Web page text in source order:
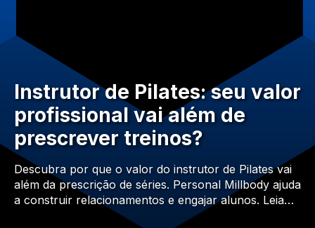
Instrutor de Pilates: seu valor
profissional vai além de
prescrever treinos?
Descubra por que o valor do instrutor de Pilates vai
além da prescrição de séries. Personal Millbody ajuda
a construir relacionamentos e engajar alunos. Leia…